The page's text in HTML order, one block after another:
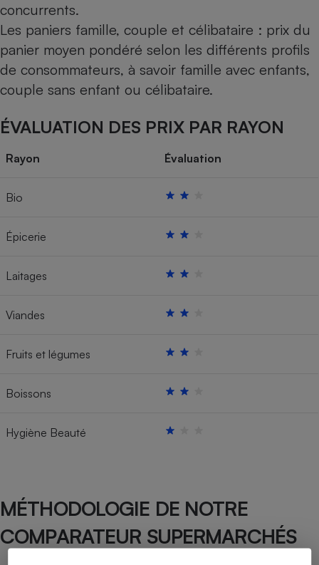
concurrents.
Les paniers famille, couple et célibataire : prix du
panier moyen pondéré selon les différents profils
de consommateurs, à savoir famille avec enfants,
couple sans enfant ou célibataire.
ÉVALUATION DES PRIX PAR RAYON
Rayon Évaluation
Bio
Épicerie
Laitages
Viandes
Fruits et légumes
Boissons
Hygiène Beauté
MÉTHODOLOGIE DE NOTRE
COMPARATEUR SUPERMARCHÉS